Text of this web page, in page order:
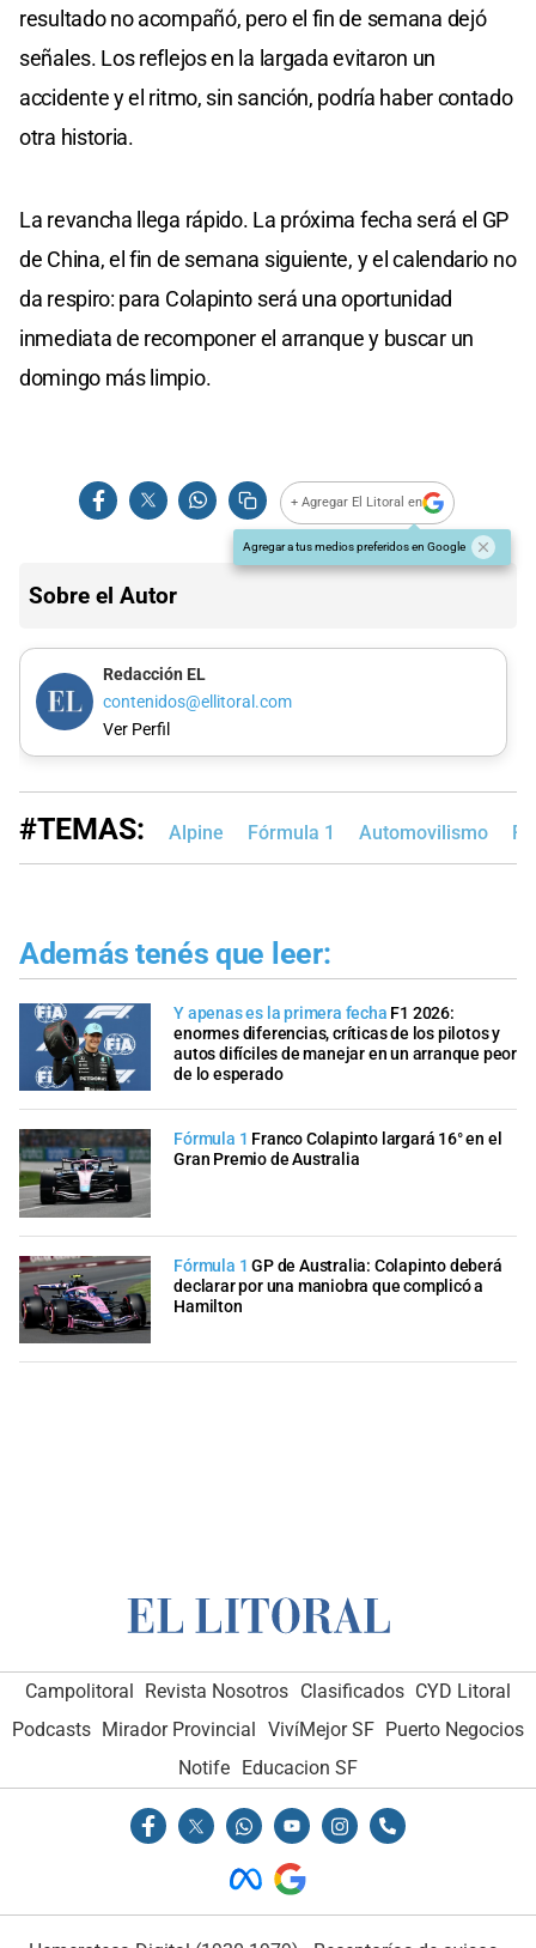
resultado no acompañó, pero el fin de semana dejó
señales. Los reflejos en la largada evitaron un
accidente y el ritmo, sin sanción, podría haber contado
otra historia.
La revancha llega rápido. La próxima fecha será el GP
de China, el fin de semana siguiente, y el calendario no
da respiro: para Colapinto será una oportunidad
inmediata de recomponer el arranque y buscar un
domingo más limpio.
+ Agregar El Litoral en
Agregar a tus medios preferidos en Google
Sobre el Autor
Redacción EL
contenidos@ellitoral.com
Ver Perfil
#TEMAS: Alpine Fórmula 1 Automovilismo
Además tenés que leer:
Y apenas es la primera fecha F1 2026:
enormes diferencias, críticas de los pilotos y
autos difíciles de manejar en un arranque peor
de lo esperado
Fórmula 1 Franco Colapinto largará 16° en el
Gran Premio de Australia
Fórmula 1 GP de Australia: Colapinto deberá
declarar por una maniobra que complicó a
Hamilton
Campolitoral Revista Nosotros Clasificados CYD Litoral
Podcasts Mirador Provincial VivíMejor SF Puerto Negocios
Notife Educacion SF